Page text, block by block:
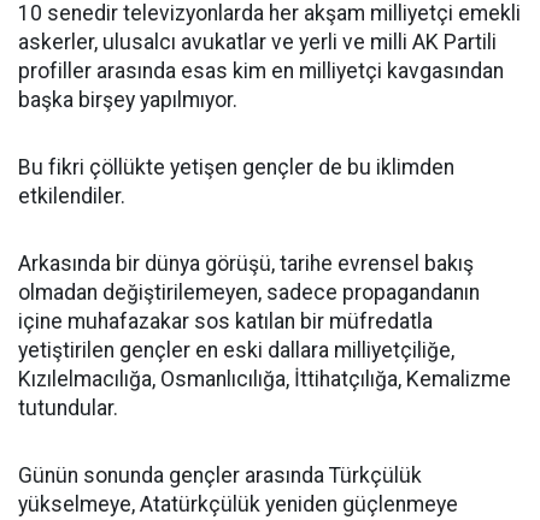
10 senedir televizyonlarda her akşam milliyetçi emekli
askerler, ulusalcı avukatlar ve yerli ve milli AK Partili
profiller arasında esas kim en milliyetçi kavgasından
başka birşey yapılmıyor.
Bu fikri çöllükte yetişen gençler de bu iklimden
etkilendiler.
Arkasında bir dünya görüşü, tarihe evrensel bakış
olmadan değiştirilemeyen, sadece propagandanın
içine muhafazakar sos katılan bir müfredatla
yetiştirilen gençler en eski dallara milliyetçiliğe,
Kızılelmacılığa, Osmanlıcılığa, İttihatçılığa, Kemalizme
tutundular.
Günün sonunda gençler arasında Türkçülük
yükselmeye, Atatürkçülük yeniden güçlenmeye